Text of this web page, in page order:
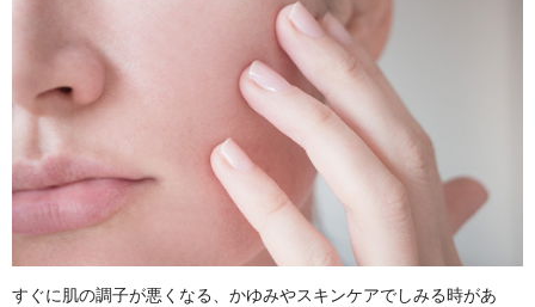
すぐに肌の調子が悪くなる、かゆみやスキンケアでしみる時があ